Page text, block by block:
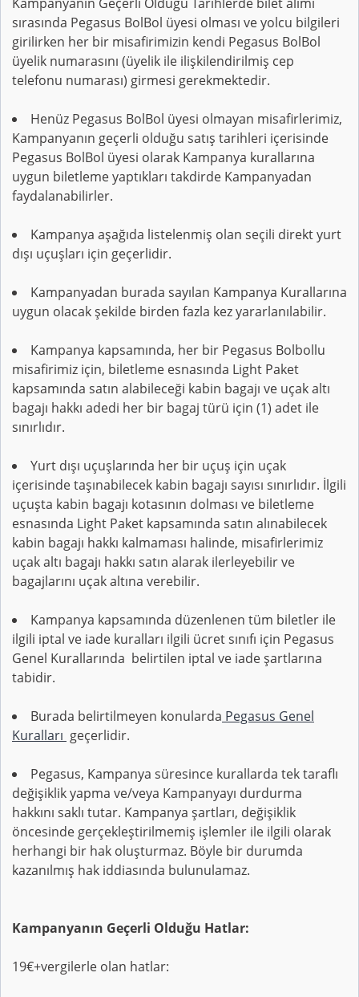
sırasında Pegasus BolBol üyesi olması ve yolcu bilgileri
girilirken her bir misafirimizin kendi Pegasus BolBol
üyelik numarasını (üyelik ile ilişkilendirilmiş cep
telefonu numarası) girmesi gerekmektedir.
Henüz Pegasus BolBol üyesi olmayan misafirlerimiz,
Kampanyanın geçerli olduğu satış tarihleri içerisinde
Pegasus BolBol üyesi olarak Kampanya kurallarına
uygun biletleme yaptıkları takdirde Kampanyadan
faydalanabilirler.
Kampanya aşağıda listelenmiş olan seçili direkt yurt
dışı uçuşları için geçerlidir.
Kampanyadan burada sayılan Kampanya Kurallarına
uygun olacak şekilde birden fazla kez yararlanılabilir.
Kampanya kapsamında, her bir Pegasus Bolbollu
misafirimiz için, biletleme esnasında Light Paket
kapsamında satın alabileceği kabin bagajı ve uçak altı
bagajı hakkı adedi her bir bagaj türü için (1) adet ile
sınırlıdır.
Yurt dışı uçuşlarında her bir uçuş için uçak
içerisinde taşınabilecek kabin bagajı sayısı sınırlıdır. İlgili
uçuşta kabin bagajı kotasının dolması ve biletleme
esnasında Light Paket kapsamında satın alınabilecek
kabin bagajı hakkı kalmaması halinde, misafirlerimiz
uçak altı bagajı hakkı satın alarak ilerleyebilir ve
bagajlarını uçak altına verebilir.
Kampanya kapsamında düzenlenen tüm biletler ile
ilgili iptal ve iade kuralları ilgili ücret sınıfı için Pegasus
Genel Kurallarında belirtilen iptal ve iade şartlarına
tabidir.
Burada belirtilmeyen konularda Pegasus Genel
Kuralları geçerlidir.
Pegasus, Kampanya süresince kurallarda tek taraflı
değişiklik yapma ve/veya Kampanyayı durdurma
hakkını saklı tutar. Kampanya şartları, değişiklik
öncesinde gerçekleştirilmemiş işlemler ile ilgili olarak
herhangi bir hak oluşturmaz. Böyle bir durumda
kazanılmış hak iddiasında bulunulamaz.
Kampanyanın Geçerli Olduğu Hatlar:
19€+vergilerle olan hatlar: